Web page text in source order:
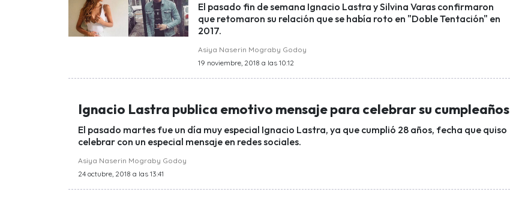
El pasado fin de semana Ignacio Lastra y Silvina Varas confirmaron
que retomaron su relación que se había roto en "Doble Tentación" en
2017.
Asiya Naserin Mograby Godoy
19 noviembre, 2018 a las 10:12
Ignacio Lastra publica emotivo mensaje para celebrar su cumpleaños
El pasado martes fue un día muy especial Ignacio Lastra, ya que cumplió 28 años, fecha que quiso
celebrar con un especial mensaje en redes sociales.
Asiya Naserin Mograby Godoy
24 octubre, 2018 a las 13:41